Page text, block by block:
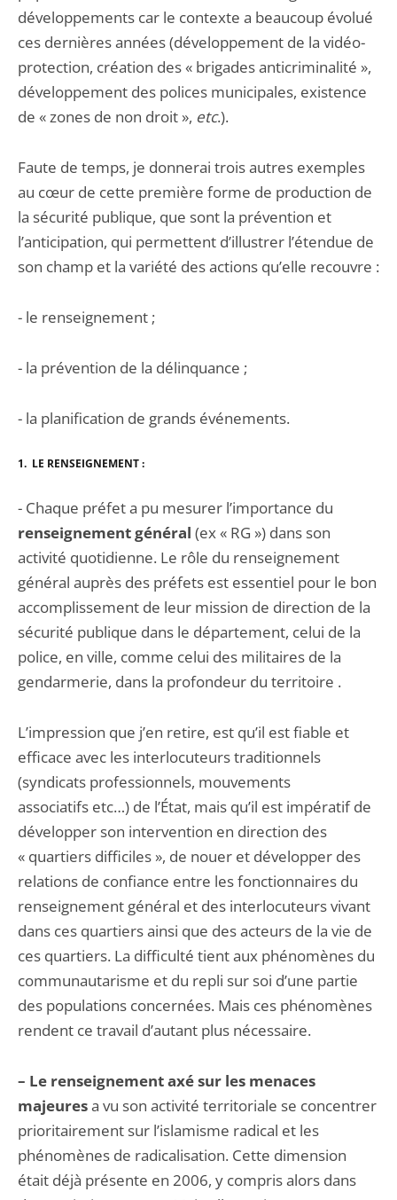
développements car le contexte a beaucoup évolué
ces dernières années (développement de la vidéo-
protection, création des « brigades anticriminalité »,
développement des polices municipales, existence
de « zones de non droit », etc.).
Faute de temps, je donnerai trois autres exemples
au cœur de cette première forme de production de
la sécurité publique, que sont la prévention et
l’anticipation, qui permettent d’illustrer l’étendue de
son champ et la variété des actions qu’elle recouvre :
- le renseignement ;
- la prévention de la délinquance ;
- la planification de grands événements.
1. LE RENSEIGNEMENT :
- Chaque préfet a pu mesurer l’importance du
renseignement général (ex « RG ») dans son
activité quotidienne. Le rôle du renseignement
général auprès des préfets est essentiel pour le bon
accomplissement de leur mission de direction de la
sécurité publique dans le départe­ment, celui de la
police, en ville, comme celui des militaires de la
gendarmerie, dans la profondeur du territoire .
L’impression que j’en retire, est qu’il est fiable et
efficace avec les interlocuteurs tradition­nels
(syndicats professionnels, mouvements
associatifs etc…) de l’État, mais qu’il est impératif de
développer son intervention en direction des
« quartiers difficiles », de nouer et dévelop­per des
relations de confiance entre les fonctionnaires du
renseignement général et des inter­locuteurs vivant
dans ces quartiers ainsi que des acteurs de la vie de
ces quartiers. La difficulté tient aux phénomènes du
communautarisme et du repli sur soi d’une partie
des populations concernées. Mais ces phénomènes
rendent ce travail d’autant plus nécessaire.
– Le renseignement axé sur les menaces
majeuresa vu son activité territoriale se concentrer
prioritairement sur l’islamisme radical et les
phénomènes de radicalisation. Cette dimension
était déjà présente en 2006, y compris alors dans